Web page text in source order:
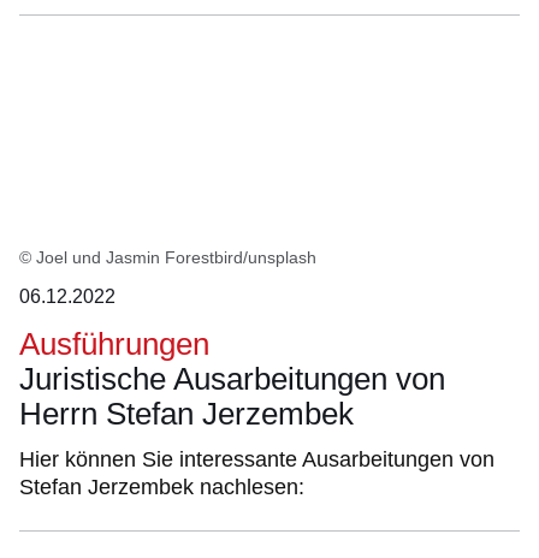
© Joel und Jasmin Forestbird/unsplash
06.12.2022
Ausführungen
Juristische Ausarbeitungen von
Herrn Stefan Jerzembek
Hier können Sie interessante Ausarbeitungen von
Stefan Jerzembek nachlesen: